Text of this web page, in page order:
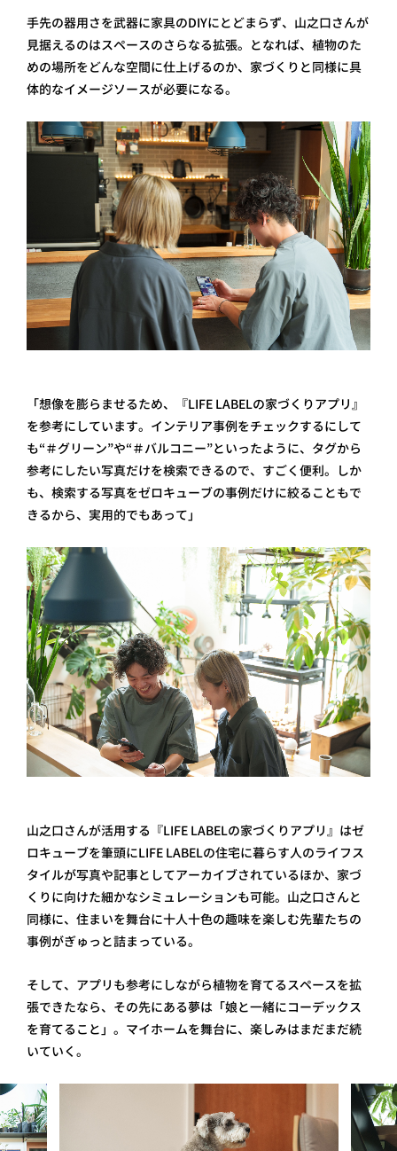
手先の器用さを武器に家具のDIYにとどまらず、山之口さんが
見据えるのはスペースのさらなる拡張。となれば、植物のた
めの場所をどんな空間に仕上げるのか、家づくりと同様に具
体的なイメージソースが必要になる。
「想像を膨らませるため、『LIFE LABELの家づくりアプリ』
を参考にしています。インテリア事例をチェックするにして
も“＃グリーン”や“＃バルコニー”といったように、タグから
参考にしたい写真だけを検索できるので、すごく便利。しか
も、検索する写真をゼロキューブの事例だけに絞ることもで
きるから、実用的でもあって」
山之口さんが活用する『LIFE LABELの家づくりアプリ』はゼ
ロキューブを筆頭にLIFE LABELの住宅に暮らす人のライフス
タイルが写真や記事としてアーカイブされているほか、家づ
くりに向けた細かなシミュレーションも可能。山之口さんと
同様に、住まいを舞台に十人十色の趣味を楽しむ先輩たちの
事例がぎゅっと詰まっている。
そして、アプリも参考にしながら植物を育てるスペースを拡
張できたなら、その先にある夢は「娘と一緒にコーデックス
を育てること」。マイホームを舞台に、楽しみはまだまだ続
いていく。